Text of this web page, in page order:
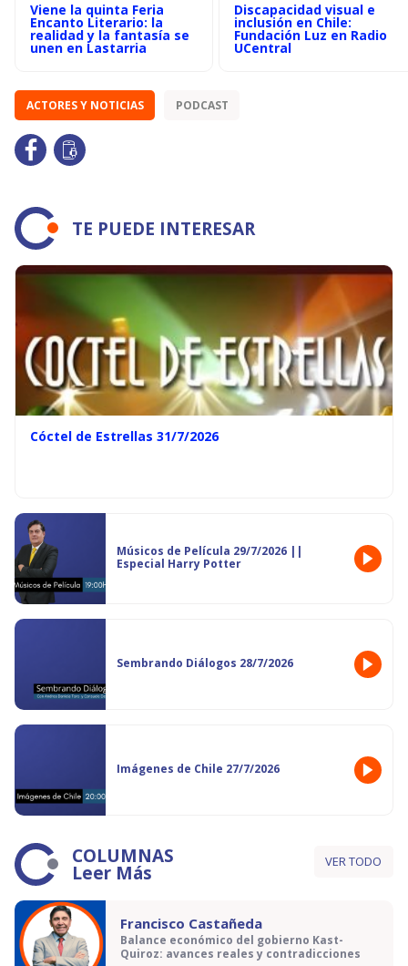
Viene la quinta Feria
Encanto Literario: la
realidad y la fantasía se
unen en Lastarria
Discapacidad visual e
inclusión en Chile:
Fundación Luz en Radio
UCentral
ACTORES Y NOTICIAS PODCAST
TE PUEDE INTERESAR
Cóctel de Estrellas 31/7/2026
Músicos de Película 29/7/2026 ||
Especial Harry Potter
Sembrando Diálogos 28/7/2026
Imágenes de Chile 27/7/2026
COLUMNAS
Leer Más VER TODO
Francisco Castañeda
Balance económico del gobierno Kast-
Quiroz: avances reales y contradicciones